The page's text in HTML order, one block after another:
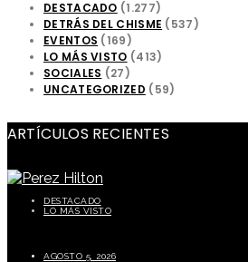
DESTACADO (1.277)
DETRÁS DEL CHISME (537)
EVENTOS (169)
LO MÁS VISTO (413)
SOCIALES (27)
UNCATEGORIZED (59)
ARTÍCULOS RECIENTES
DESTACADO
LO MÁS VISTO
AGOSTO 5, 2026